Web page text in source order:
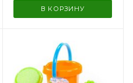
В КОРЗИНУ